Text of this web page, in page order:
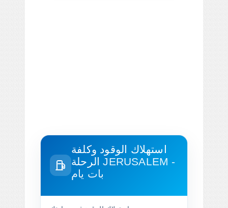
استهلاك الوقود وكلفة
الرحلةJERUSALEM -
بات يام